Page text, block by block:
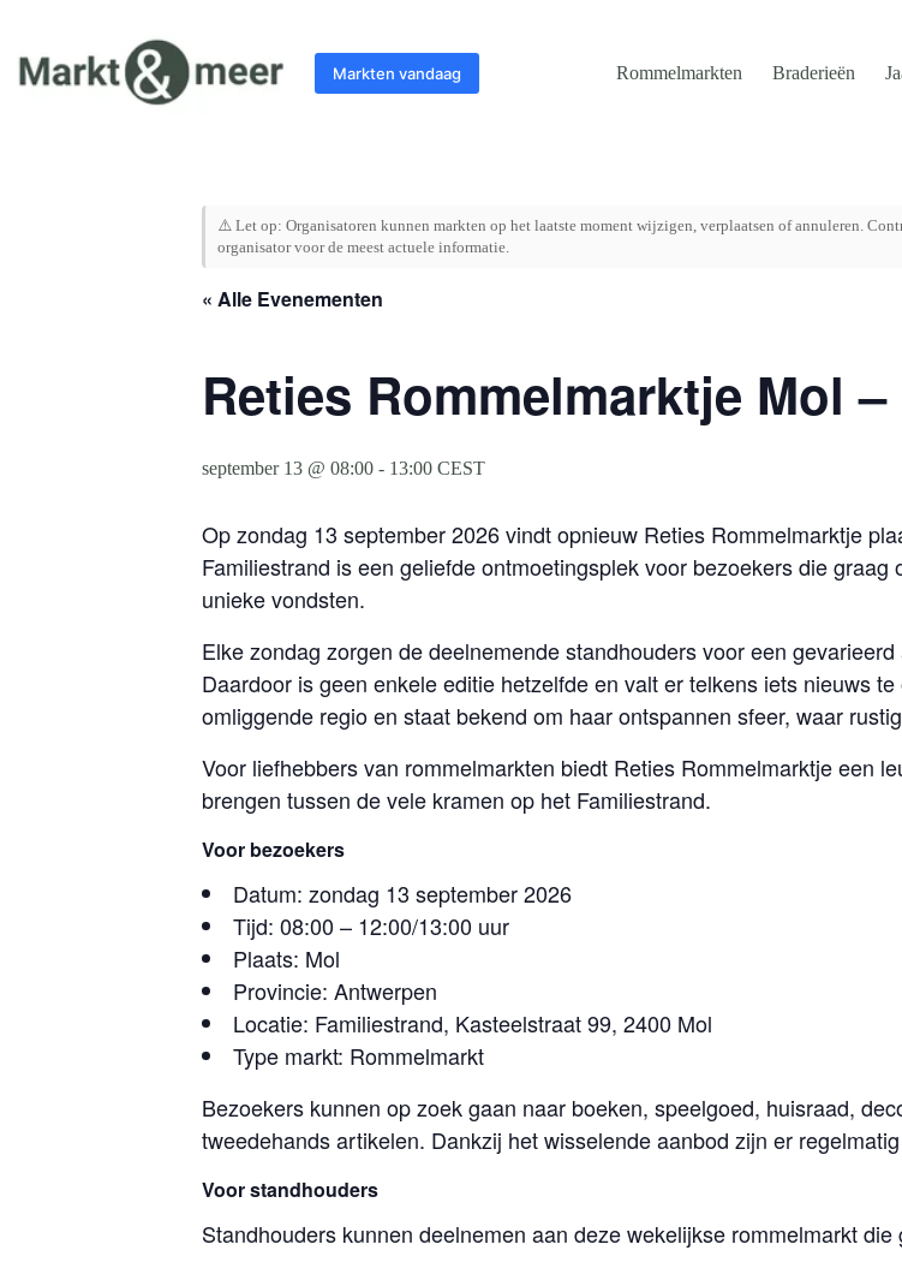
inhoud
Markten vandaag Rommelmarkten Braderieën
⚠️ Let op: Organisatoren kunnen markten op het laatste moment wijzigen, verplaatsen of annuleren.
organisator voor de meest actuele informatie.
« Alle Evenementen
Reties Rommelmarktje Mol
september 13 @ 08:00 - 13:00 CEST
Op zondag 13 september 2026 vindt opnieuw Reties Rommelmarktje
Familiestrand is een geliefde ontmoetingsplek voor bezoekers die
unieke vondsten.
Elke zondag zorgen de deelnemende standhouders voor een
Daardoor is geen enkele editie hetzelfde en valt er telkens iets nieuws
omliggende regio en staat bekend om haar ontspannen sfeer, waar
Voor liefhebbers van rommelmarkten biedt Reties Rommelmarktje een
brengen tussen de vele kramen op het Familiestrand.
Voor bezoekers
Datum: zondag 13 september 2026
Tijd: 08:00 – 12:00/13:00 uur
Plaats: Mol
Provincie: Antwerpen
Locatie: Familiestrand, Kasteelstraat 99, 2400 Mol
Type markt: Rommelmarkt
Bezoekers kunnen op zoek gaan naar boeken, speelgoed, huisraad,
tweedehands artikelen. Dankzij het wisselende aanbod zijn er
Voor standhouders
Standhouders kunnen deelnemen aan deze wekelijkse rommelmarkt